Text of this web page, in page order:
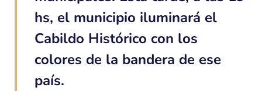
hs, el municipio iluminará el
Cabildo Histórico con los
colores de la bandera de ese
país.